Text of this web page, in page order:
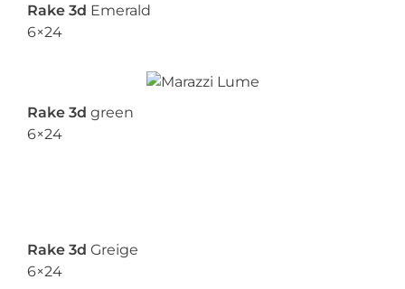
Rake 3d Emerald
6×24
Rake 3d green
6×24
Rake 3d Greige
6×24